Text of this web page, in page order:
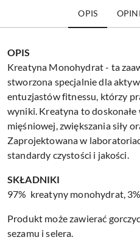
OPIS
OPIS
Kreatyna Monohydrat - ta
stworzona specjalnie dla
entuzjastów fitnessu, którzy
wyniki. Kreatyna to
mięśniowej, zwiększania siły
Zaprojektowana w
standardy czystości i jakości.
SKŁADNIKI
97% kreatyny monohydrat,
Produkt może zawierać
sezamu i selera.